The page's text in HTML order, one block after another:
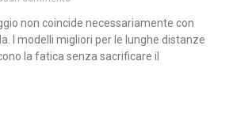
non coincide necessariamente con
I modelli migliori per le lunghe distanze
la fatica senza sacrificare il